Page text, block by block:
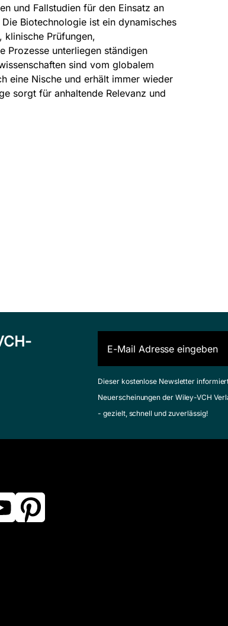
und Fallstudien für den Einsatz an
Biotechnologie ist ein dynamisches
klinische Prüfungen,
Prozesse unterliegen ständigen
sind vom globalem
eine Nische und erhält immer wieder
sorgt für anhaltende Relevanz und
Dieser kostenlose Newsletter
Neuerscheinungen der Wiley-VCH
- gezielt, schnell und zuverlässig!